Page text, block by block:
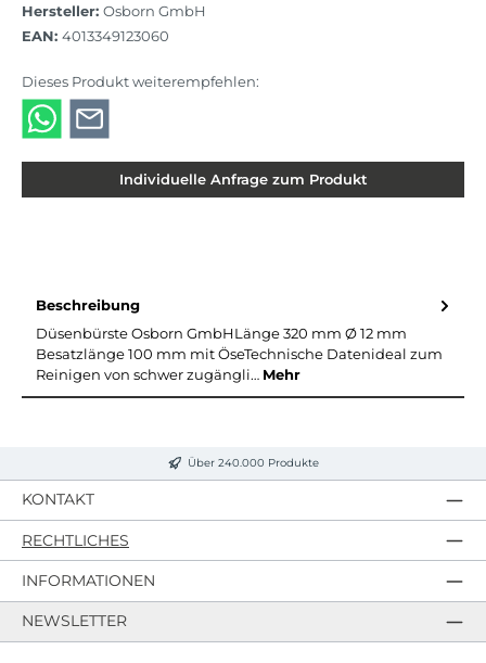
Hersteller: Osborn GmbH
EAN: 4013349123060
Dieses Produkt weiterempfehlen:
Individuelle Anfrage zum Produkt
Beschreibung
Düsenbürste Osborn GmbHLänge 320 mm Ø 12 mm
Besatzlänge 100 mm mit ÖseTechnische Datenideal zum
Reinigen von schwer zugängli… Mehr
Über 240.000 Produkte
KONTAKT
RECHTLICHES
INFORMATIONEN
NEWSLETTER